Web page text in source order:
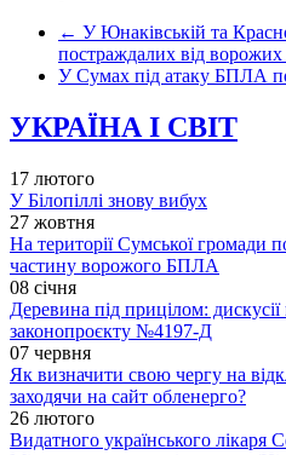
← У Юнаківській та
постраждалих від ворожих
У Сумах під атаку БПЛА
УКРАЇНА І СВІТ
17 лютого
У Білопіллі знову вибух
27 жовтня
На території Сумської громади
частину ворожого БПЛА
08 січня
Деревина під прицілом:
законопроєкту №4197-Д
07 червня
Як визначити свою чергу на
заходячи на сайт обленерго?
26 лютого
Видатного українського лікаря